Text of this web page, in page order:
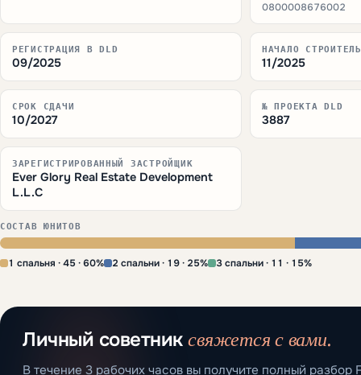
0800008676002
РЕГИСТРАЦИЯ В DLD
09/2025
НАЧАЛО
11/2025
СРОК СДАЧИ
10/2027
№ ПРОЕКТА DLD
3887
ЗАРЕГИСТРИРОВАННЫЙ ЗАСТРОЙЩИК
Ever Glory Real Estate Development
L.L.C
СОСТАВ ЮНИТОВ
1 спальня · 45 · 60% 2 спальни · 19 · 25% 3 спальни · 11 · 15%
Личный советниксвяжется с вами.
В течение 3 рабочих часов вы получите полный разбор